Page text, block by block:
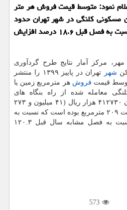
نمود: متوسط قیمت فروش هر متر
مسکونی کلنگی در شهر تهران حدود
۴۱ میلیون تومان است که نسبت به فصل قبل ۱۸.۶ درصد افزایش
مرکز آمار نتایج طرح گردآوری
شهر
تهران در پاییز ۱۳۹۹ را منتشر
قیمت فروش هر مترمربع زمین یا
معامله شده از راه بنگاه های
معاملات ملکی در شهر تهران ۴۱۲۷۳۰ هزار ریال (۴۱ میلیون و ۲۷۳
هزار تومان) با میانگین مساحت ۲۰۹ مترمربع بوده است که نسبت به
فصل قبل ۱۸.۶ درصد و نسبت به فصل مشابه سال قبل ۱۲۰.۳
573